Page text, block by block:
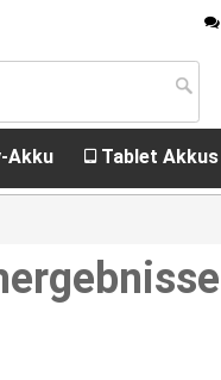
Akku Tablet Akkus